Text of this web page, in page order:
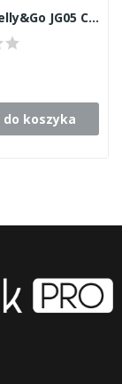
Makear Jelly&Go JG05 Cover Rose 15ml
do koszyka